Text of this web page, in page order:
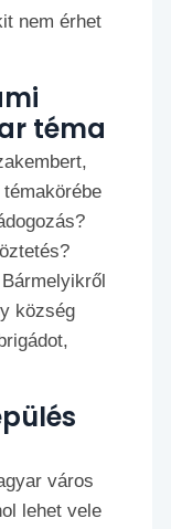
nem érhet
téma
község
város
lehet vele